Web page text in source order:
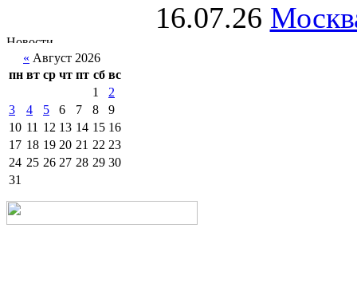
16.07.26
« Август 2026
пн вт ср чт пт сб вс
1
2
3
4 5 6 7 8
9
10 11 12 13 14 15 16
17 18 19 20 21 22 23
24 25 26 27 28 29 30
31